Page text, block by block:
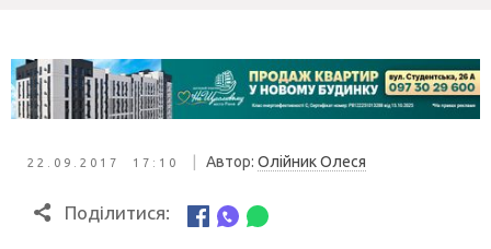
22.09.2017 17:10 Автор: Олійник Олеся
Поділитися: